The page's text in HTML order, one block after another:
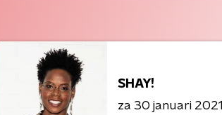
SHAY!
za 30 januari 2021